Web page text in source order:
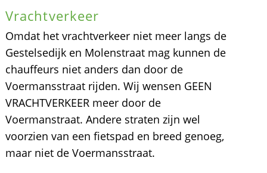
Vrachtverkeer
Omdat het vrachtverkeer niet meer langs de
Gestelsedijk en Molenstraat mag kunnen de
chauffeurs niet anders dan door de
Voermansstraat rijden. Wij wensen GEEN
VRACHTVERKEER meer door de
Voermanstraat. Andere straten zijn wel
voorzien van een fietspad en breed genoeg,
maar niet de Voermansstraat.